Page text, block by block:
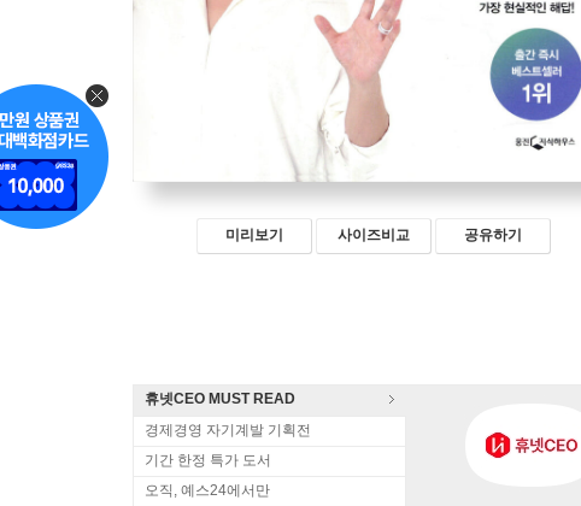
미리보기 사이즈비교 공유하기
휴넷CEO MUST READ
경제경영 자기계발 기획전
기간 한정 특가 도서
오직, 예스24에서만